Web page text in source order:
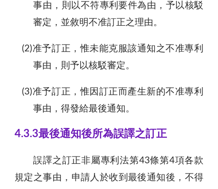
事由，則以不符專利要件為由，予以核駁
審定，並敘明不准訂正之理由。
(2)准予訂正，惟未能克服該通知之不准專利
事由，則予以核駁審定。
(3)准予訂正，惟因訂正而產生新的不准專利
事由，得發給最後通知。
4.3.3最後通知後所為誤譯之訂正
誤譯之訂正非屬專利法第43條第4項各款
規定之事由，申請人於收到最後通知後，不得